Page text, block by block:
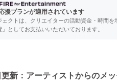
援プランが適用されています
ェクトは、クリエイターの活動資金・時間
」としてお支払いいただいております。
新：アーティストからのメッ